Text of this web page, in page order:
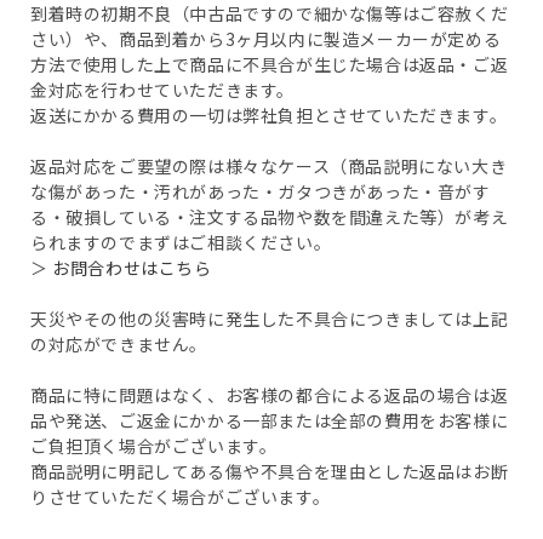
到着時の初期不良（中古品ですので細かな傷等はご容赦くだ
さい）や、商品到着から3ヶ月以内に製造メーカーが定める
方法で使用した上で商品に不具合が生じた場合は返品・ご返
金対応を行わせていただきます。
返送にかかる費用の一切は弊社負担とさせていただきます。
返品対応をご要望の際は様々なケース（商品説明にない大き
な傷があった・汚れがあった・ガタつきがあった・音がす
る・破損している・注文する品物や数を間違えた等）が考え
られますのでまずはご相談ください。
＞ お問合わせはこちら
天災やその他の災害時に発生した不具合につきましては上記
の対応ができません。
商品に特に問題はなく、お客様の都合による返品の場合は返
品や発送、ご返金にかかる一部または全部の費用をお客様に
ご負担頂く場合がございます。
商品説明に明記してある傷や不具合を理由とした返品はお断
りさせていただく場合がございます。